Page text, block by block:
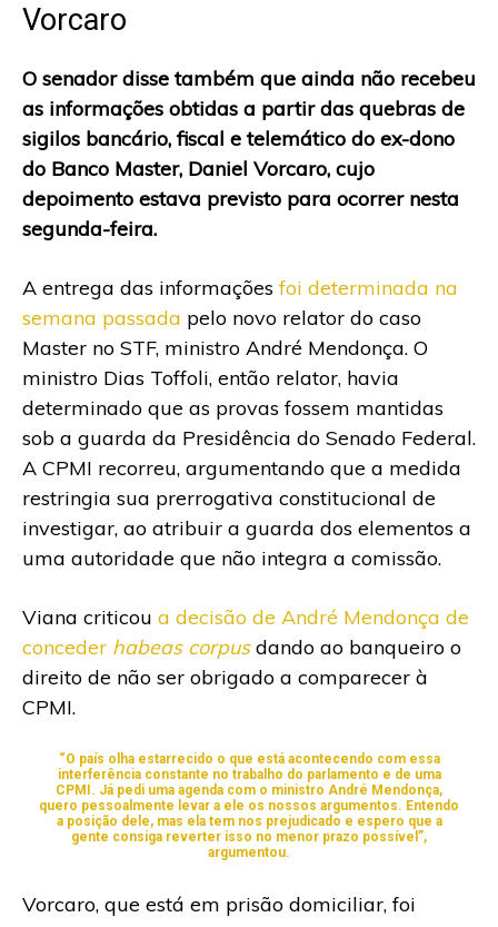
Vorcaro
O senador disse também que ainda não recebeu
as informações obtidas a partir das quebras de
sigilos bancário, fiscal e telemático do ex-dono
do Banco Master, Daniel Vorcaro, cujo
depoimento estava previsto para ocorrer nesta
segunda-feira.
A entrega das informações foi determinada na
semana passada pelo novo relator do caso
Master no STF, ministro André Mendonça. O
ministro Dias Toffoli, então relator, havia
determinado que as provas fossem mantidas
sob a guarda da Presidência do Senado Federal.
A CPMI recorreu, argumentando que a medida
restringia sua prerrogativa constitucional de
investigar, ao atribuir a guarda dos elementos a
uma autoridade que não integra a comissão.
Viana criticou a decisão de André Mendonça de
conceder habeas corpus dando ao banqueiro o
direito de não ser obrigado a comparecer à
CPMI.
“O país olha estarrecido o que está acontecendo com essa
interferência constante no trabalho do parlamento e de uma
CPMI. Já pedi uma agenda com o ministro André Mendonça,
quero pessoalmente levar a ele os nossos argumentos. Entendo
a posição dele, mas ela tem nos prejudicado e espero que a
gente consiga reverter isso no menor prazo possível”,
argumentou.
Vorcaro, que está em prisão domiciliar, foi